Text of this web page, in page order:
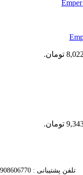
تلفن پشتیبانی : 09908606770